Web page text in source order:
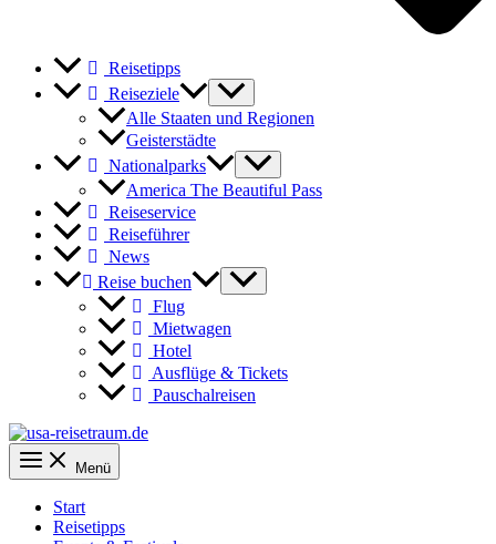
Reisetipps
Reiseziele
Alle Staaten und Regionen
Geisterstädte
Nationalparks
America The Beautiful Pass
Reiseservice
Reiseführer
News
Reise buchen
Flug
Mietwagen
Hotel
Ausflüge & Tickets
Pauschalreisen
Menü
Start
Reisetipps